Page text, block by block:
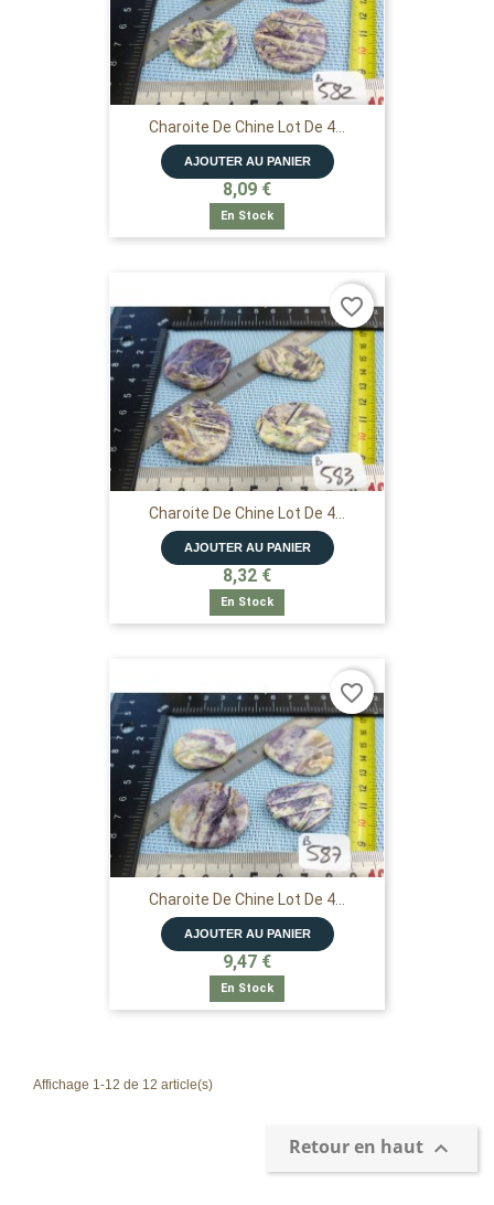
Charoite De Chine Lot De 4...
AJOUTER AU PANIER
8,09 €
En Stock
Charoite De Chine Lot De 4...
AJOUTER AU PANIER
8,32 €
En Stock
favorite_border
Charoite De Chine Lot De 4...
AJOUTER AU PANIER
9,47 €
En Stock
favorite_border
Affichage 1-12 de 12 article(s)
Retour en haut 